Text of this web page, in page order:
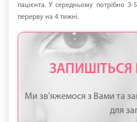
пацієнта. У середньому потрібно
перерву на 4 тижні.
Ми зв'яжемося з Вами та
для